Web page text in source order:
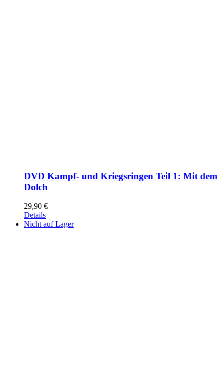
DVD Kampf- und Kriegsringen Teil 1: Mit dem
Dolch
29,90 €
Details
Nicht auf Lager